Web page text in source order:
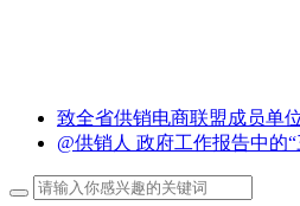
致全省供销电商联盟成员单
@供销人 政府工作报告中的